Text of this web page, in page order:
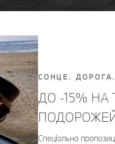
СОНЦЕ.
ДО -15%
Спеціальна